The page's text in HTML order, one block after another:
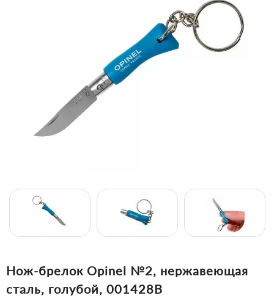
Нож-брелок Opinel №2, нержавеющая
сталь, голубой, 001428B